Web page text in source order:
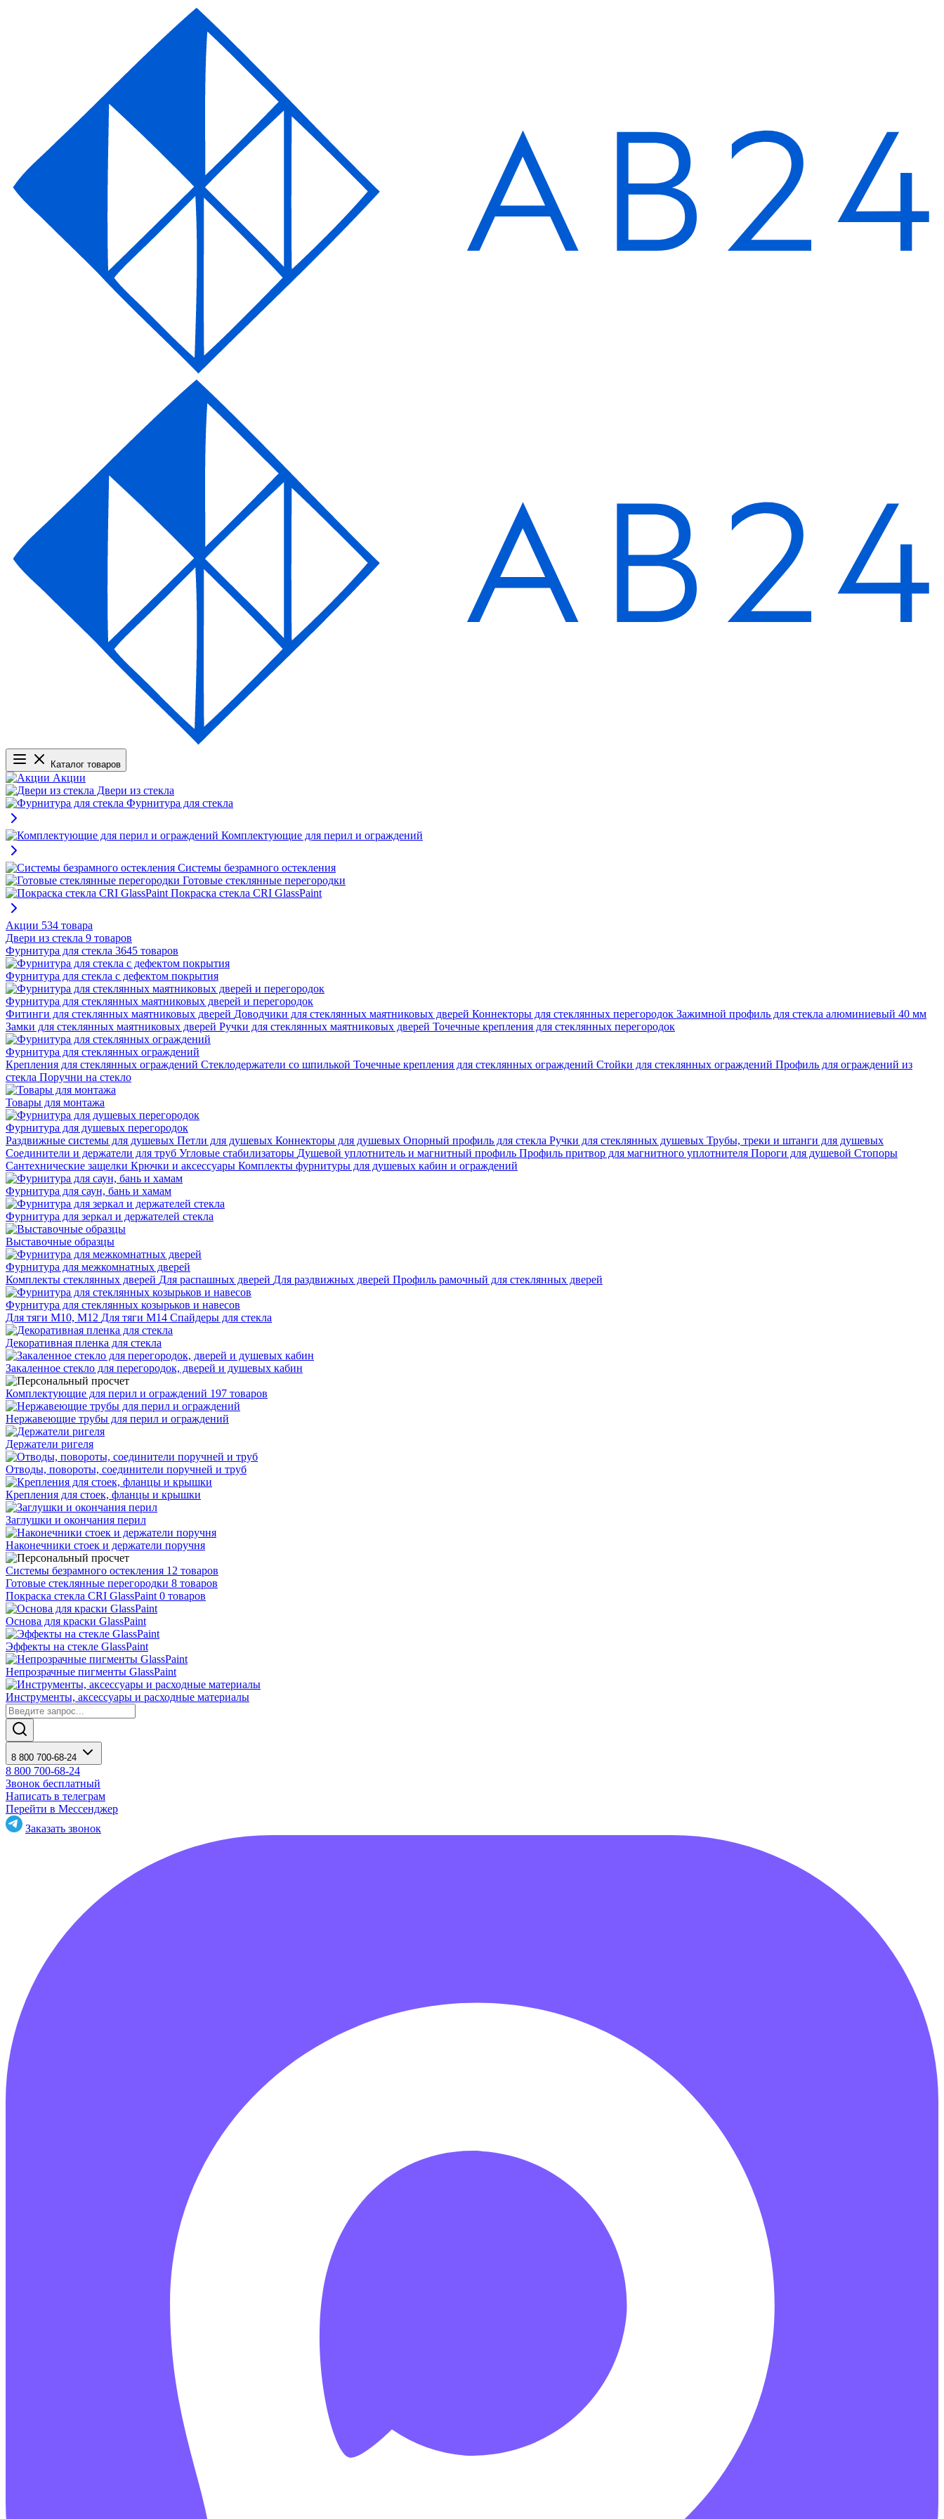
Каталог товаров
Акции
Двери из стекла
Фурнитура для стекла
Комплектующие для перил и ограждений
Системы безрамного остекления
Готовые стеклянные перегородки
Покраска стекла CRI GlassPaint
Акции 534 товара
Двери из стекла 9 товаров
Фурнитура для стекла 3645 товаров
Фурнитура для стекла с дефектом покрытия
Фурнитура для стеклянных маятниковых дверей и перегородок
Фитинги для стеклянных маятниковых дверей Доводчики для стеклянных маятниковых дверей Коннекторы для стеклянных перегородок Зажимной профиль для стекла алюминиевый 40 мм
Замки для стеклянных маятниковых дверей Ручки для стеклянных маятниковых дверей Точечные крепления для стеклянных перегородок
Фурнитура для стеклянных ограждений
Крепления для стеклянных ограждений Стеклодержатели со шпилькой Точечные крепления для стеклянных ограждений Стойки для стеклянных ограждений Профиль для ограждений из
стекла Поручни на стекло
Товары для монтажа
Фурнитура для душевых перегородок
Раздвижные системы для душевых Петли для душевых Коннекторы для душевых Опорный профиль для стекла Ручки для стеклянных душевых Трубы, треки и штанги для душевых
Соединители и держатели для труб Угловые стабилизаторы Душевой уплотнитель и магнитный профиль Профиль притвор для магнитного уплотнителя Пороги для душевой Стопоры
Сантехнические защелки Крючки и аксессуары Комплекты фурнитуры для душевых кабин и ограждений
Фурнитура для саун, бань и хамам
Фурнитура для зеркал и держателей стекла
Выставочные образцы
Фурнитура для межкомнатных дверей
Комплекты стеклянных дверей Для распашных дверей Для раздвижных дверей Профиль рамочный для стеклянных дверей
Фурнитура для стеклянных козырьков и навесов
Для тяги М10, М12 Для тяги М14 Спайдеры для стекла
Декоративная пленка для стекла
Закаленное стекло для перегородок, дверей и душевых кабин
Комплектующие для перил и ограждений 197 товаров
Нержавеющие трубы для перил и ограждений
Держатели ригеля
Отводы, повороты, соединители поручней и труб
Крепления для стоек, фланцы и крышки
Заглушки и окончания перил
Наконечники стоек и держатели поручня
Системы безрамного остекления 12 товаров
Готовые стеклянные перегородки 8 товаров
Покраска стекла CRI GlassPaint 0 товаров
Основа для краски GlassPaint
Эффекты на стекле GlassPaint
Непрозрачные пигменты GlassPaint
Инструменты, аксессуары и расходные материалы
8 800 700-68-24
8 800 700-68-24
Звонок бесплатный
Написать в телеграм
Перейти в Мессенджер
Заказать звонок